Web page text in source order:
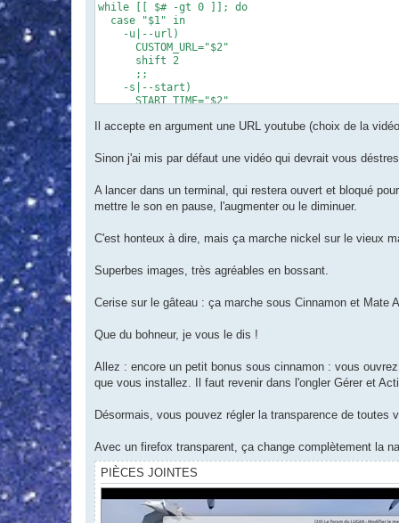
while [[ $# -gt 0 ]]; do
  case "$1" in
    -u|--url)
      CUSTOM_URL="$2"
      shift 2
      ;;
    -s|--start)
      START_TIME="$2"
      ;;
      echo "❌ Option inconnue: $1"
echo "Utilisation : $0 [--url
      ;;
  esac
### CONFIGURATION ###
SOCKET="/tmp/mpv_socket"
MPV_TITLE="wallpaper-mpv"
### 1. Vérifie les dépendances ###
REQUIRED_CMDS=(mpv socat xdotool wmctrl curl
for cmd in "${REQUIRED_CMDS[@]}"; do
  if ! command -v "$cmd" &>/dev/null; then
sudo apt-get update && sudo apt-get install
  else
  fi
done
### 2. Vérifie et installe yt-dlp si besoin ###
if [ ! -f "$YTDL_PATH" ]; then
echo "[INFO] yt-dlp introuvable.
Il accepte en argument une URL youtube (choix de la
Sinon j'ai mis par défaut une vidéo qui devrait vous
A lancer dans un terminal, qui restera ouvert et bloqué
mettre le son en pause, l'augmenter ou le diminuer.
C'est honteux à dire, mais ça marche nickel sur le vieux
Superbes images, très agréables en bossant.
Cerise sur le gâteau : ça marche sous Cinnamon et Mate
Que du bohneur, je vous le dis !
Allez : encore un petit bonus sous cinnamon : vous
que vous installez. Il faut revenir dans l'ongler Gérer et
Désormais, vous pouvez régler la transparence de toutes
Avec un firefox transparent, ça change complètement la
PIÈCES JOINTES